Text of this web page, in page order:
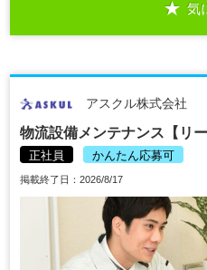
気
アスクル株式会社
物流設備メンテナンス【リ
正社員 かんたん応募可
掲載終了日：2026/8/17